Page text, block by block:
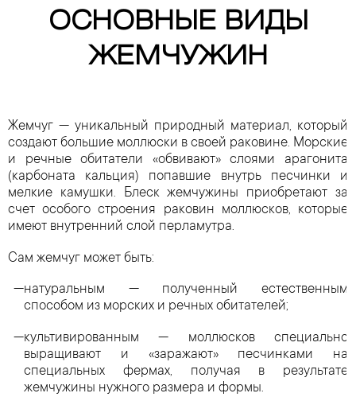
ОСНОВНЫЕ ВИДЫ
ЖЕМЧУЖИН
Жемчуг — уникальный природный материал, который
создают большие моллюски в своей раковине. Морские
и речные обитатели «обвивают» слоями арагонита
(карбоната кальция) попавшие внутрь песчинки и
мелкие камушки. Блеск жемчужины приобретают за
счет особого строения раковин моллюсков, которые
имеют внутренний слой перламутра.
Сам жемчуг может быть:
натуральным — полученный естественным
способом из морских и речных обитателей;
культивированным — моллюсков специально
выращивают и «заражают» песчинками на
специальных фермах, получая в результате
жемчужины нужного размера и формы.